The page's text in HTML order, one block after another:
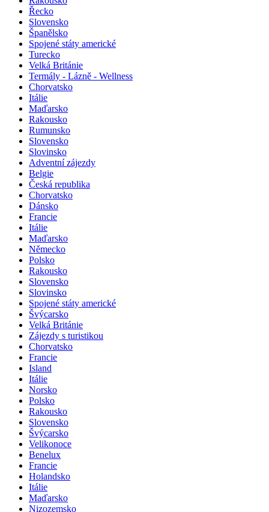
Řecko
Slovensko
Španělsko
Spojené státy americké
Turecko
Velká Británie
Termály - Lázně - Wellness
Chorvatsko
Itálie
Maďarsko
Rakousko
Rumunsko
Slovensko
Slovinsko
Adventní zájezdy
Belgie
Česká republika
Chorvatsko
Dánsko
Francie
Itálie
Maďarsko
Německo
Polsko
Rakousko
Slovensko
Slovinsko
Spojené státy americké
Švýcarsko
Velká Británie
Zájezdy s turistikou
Chorvatsko
Francie
Island
Itálie
Norsko
Polsko
Rakousko
Slovensko
Švýcarsko
Velikonoce
Benelux
Francie
Holandsko
Itálie
Maďarsko
Nizozemsko